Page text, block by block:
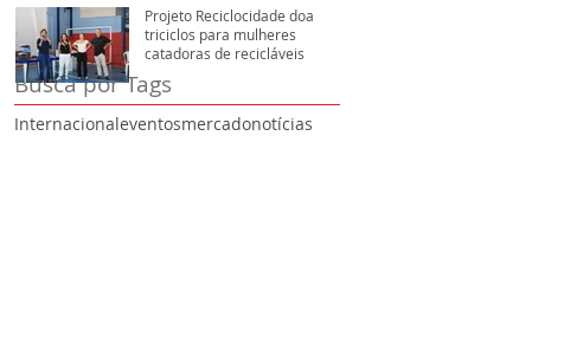
Busca por Tags
Internacionaleventosmercadonotícias
Projeto Reciclocidade doa
triciclos para mulheres
catadoras de recicláveis